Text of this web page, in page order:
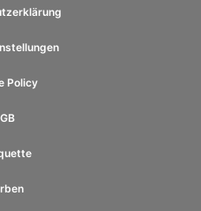
Policy